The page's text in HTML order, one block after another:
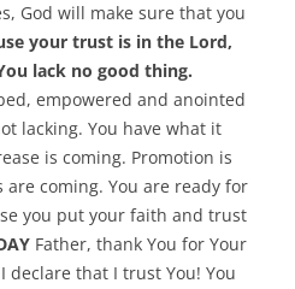
God will make sure that you
your trust is in the Lord,
lack no good thing.
empowered and anointed
lacking. You have what it
is coming. Promotion is
coming. You are ready for
you put your faith and trust
Father, thank You for Your
declare that I trust You! You